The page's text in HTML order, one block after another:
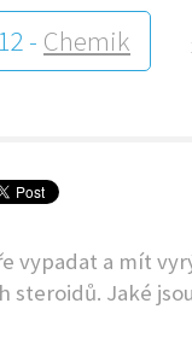
- Chemik
vypadat a mít
steroidů. Jaké